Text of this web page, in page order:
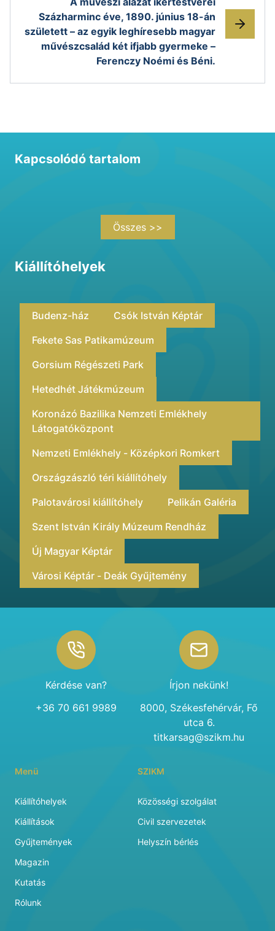
Százharminc éve, 1890. június 18-án
született – az egyik leghíresebb magyar
művészcsalád két ifjabb gyermeke –
Ferenczy Noémi és Béni.
Kapcsolódó tartalom
Kiállítóhelyek
Összes >>
Budenz-ház
Csók István Képtár
Fekete Sas Patikamúzeum
Gorsium Régészeti Park
Hetedhét Játékmúzeum
Koronázó Bazilika Nemzeti Emlékhely
Látogatóközpont
Nemzeti Emlékhely - Középkori Romkert
Országzászló téri kiállítóhely
Palotavárosi kiállítóhely
Pelikán Galéria
Szent István Király Múzeum Rendház
Új Magyar Képtár
Városi Képtár - Deák Gyűjtemény
Kérdése van?
+36 70 661 9989
Írjon nekünk!
8000, Székesfehérvár, Fő
utca 6.
titkarsag@szikm.hu
Menü
Kiállítóhelyek
Kiállítások
Gyűjtemények
Magazin
Kutatás
Rólunk
SZIKM
Közösségi szolgálat
Civil szervezetek
Helyszín bérlés